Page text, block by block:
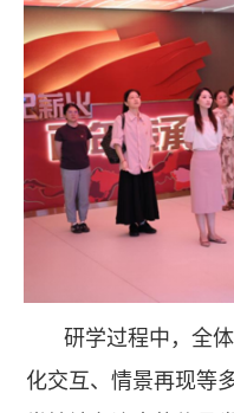
研学过程中，全
化交互、情景再现等